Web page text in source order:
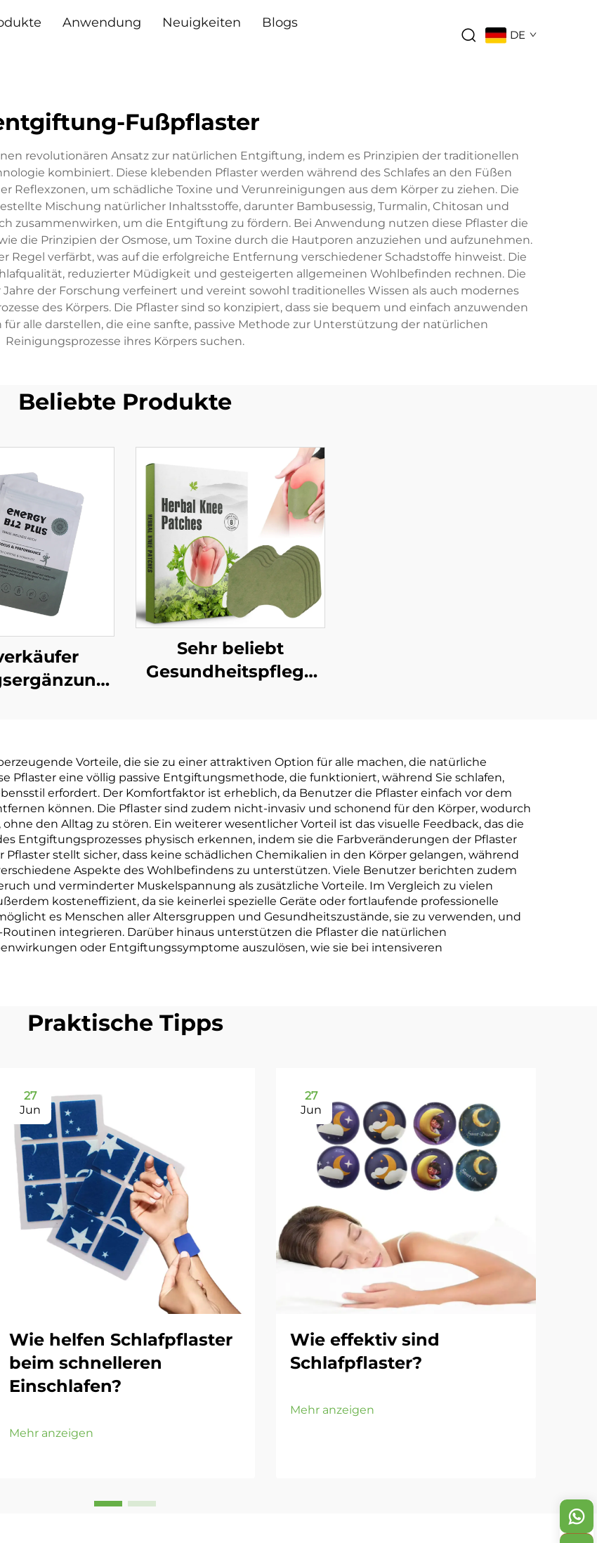
Anwendung Neuigkeiten
Blogs
DE
Fußpflaster
revolutionären Ansatz zur natürlichen Entgiftung, indem es Prinzipien der traditionellen
kombiniert. Diese klebenden Pflaster werden während des Schlafes an den Füßen
Reflexzonen, um schädliche Toxine und Verunreinigungen aus dem Körper zu ziehen. Die
Mischung natürlicher Inhaltsstoffe, darunter Bambusessig, Turmalin, Chitosan und
zusammenwirken, um die Entgiftung zu fördern. Bei Anwendung nutzen diese Pflaster die
die Prinzipien der Osmose, um Toxine durch die Hautporen anzuziehen und aufzunehmen.
Regel verfärbt, was auf die erfolgreiche Entfernung verschiedener Schadstoffe hinweist. Die
reduzierter Müdigkeit und gesteigerten allgemeinen Wohlbefinden rechnen. Die
der Forschung verfeinert und vereint sowohl traditionelles Wissen als auch modernes
des Körpers. Die Pflaster sind so konzipiert, dass sie bequem und einfach anzuwenden
alle darstellen, die eine sanfte, passive Methode zur Unterstützung der natürlichen
Reinigungsprozesse ihres Körpers suchen.
Beliebte Produkte
für
Sehr beliebt
Gesundheitspflege
Entspannungs-
Pflaster Kräuter-
Knie-Pflaster zur
Schmerzlinderung
Vorteile, die sie zu einer attraktiven Option für alle machen, die natürliche
Pflaster eine völlig passive Entgiftungsmethode, die funktioniert, während Sie schlafen,
erfordert. Der Komfortfaktor ist erheblich, da Benutzer die Pflaster einfach vor dem
können. Die Pflaster sind zudem nicht-invasiv und schonend für den Körper, wodurch
den Alltag zu stören. Ein weiterer wesentlicher Vorteil ist das visuelle Feedback, das die
Entgiftungsprozesses physisch erkennen, indem sie die Farbveränderungen der Pflaster
stellt sicher, dass keine schädlichen Chemikalien in den Körper gelangen, während
Aspekte des Wohlbefindens zu unterstützen. Viele Benutzer berichten zudem
und verminderter Muskelspannung als zusätzliche Vorteile. Im Vergleich zu vielen
kosteneffizient, da sie keinerlei spezielle Geräte oder fortlaufende professionelle
es Menschen aller Altersgruppen und Gesundheitszustände, sie zu verwenden, und
integrieren. Darüber hinaus unterstützen die Pflaster die natürlichen
oder Entgiftungssymptome auszulösen, wie sie bei intensiveren
Praktische Tipps
27
Jun
Wie helfen Schlafpflaster
beim schnelleren
Einschlafen?
Mehr anzeigen
27
Jun
Wie effektiv sind
Schlafpflaster?
Mehr anzeigen